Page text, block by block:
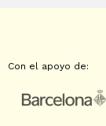
Con el apoyo de: